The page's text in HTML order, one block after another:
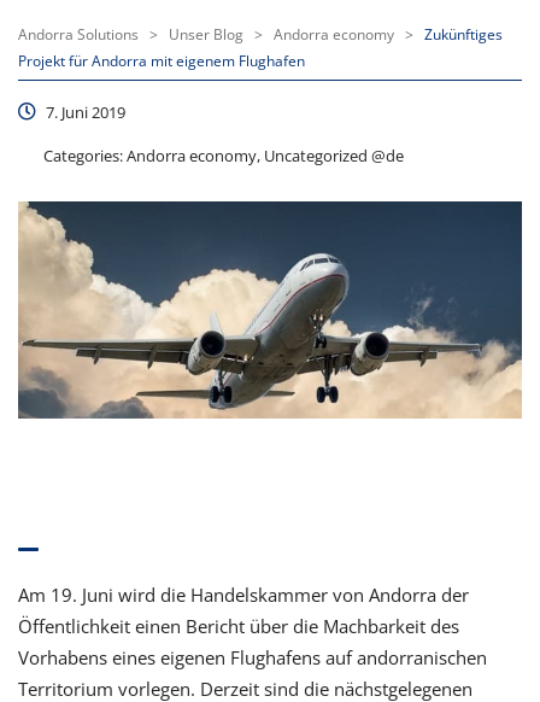
Andorra Solutions > Unser Blog > Andorra economy > Zukünftiges
Projekt für Andorra mit eigenem Flughafen
7. Juni 2019
Categories:Andorra economy, Uncategorized @de
Am 19. Juni wird die Handelskammer von Andorra der
Öffentlichkeit einen Bericht über die Machbarkeit des
Vorhabens eines eigenen Flughafens auf andorranischen
Territorium vorlegen. Derzeit sind die nächstgelegenen